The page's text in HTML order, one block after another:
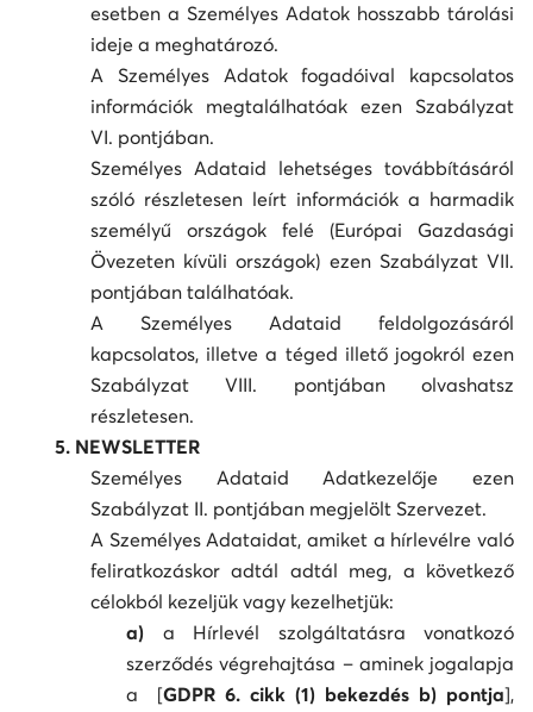
esetben a Személyes Adatok hosszabb tárolási
ideje a meghatározó.
A Személyes Adatok fogadóival kapcsolatos
információk megtalálhatóak ezen Szabályzat
VI. pontjában.
Személyes Adataid lehetséges továbbításáról
szóló részletesen leírt információk a harmadik
személyű országok felé (Európai Gazdasági
Övezeten kívüli országok) ezen Szabályzat VII.
pontjában találhatóak.
A Személyes Adataid feldolgozásáról
kapcsolatos, illetve a téged illető jogokról ezen
Szabályzat VIII. pontjában olvashatsz
részletesen.
5. NEWSLETTER
Személyes Adataid Adatkezelője ezen
Szabályzat II. pontjában megjelölt Szervezet.
A Személyes Adataidat, amiket a hírlevélre való
feliratkozáskor adtál adtál meg, a következő
célokból kezeljük vagy kezelhetjük:
a) a Hírlevél szolgáltatásra vonatkozó
szerződés végrehajtása – aminek jogalapja
a [GDPR 6. cikk (1) bekezdés b) pontja],